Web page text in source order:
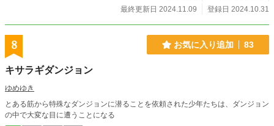
最終更新日 2024.11.09
登録日 2024.10.31
8 お気に入り追加 83
キサラギダンジョン
ゆめゆき
とある筋から特殊なダンジョンに潜ることを依頼された少年たちは、ダンジョン
の中で大変な目に遭うことになる